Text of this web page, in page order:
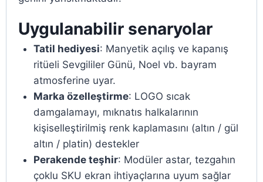
Uygulanabilir senaryolar
Tatil hediyesi: Manyetik açılış ve kapanış
ritüeli Sevgililer Günü, Noel vb. bayram
atmosferine uyar.
Marka özelleştirme: LOGO sıcak
damgalamayı, mıknatıs halkalarının
kişiselleştirilmiş renk kaplamasını (altın / gül
altın / platin) destekler
Perakende teşhir: Modüler astar, tezgahın
çoklu SKU ekran ihtiyaçlarına uyum sağlar